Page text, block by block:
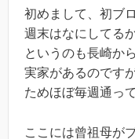
初めまして、初ブ
週末はなにしてる
というのも長崎か
実家があるのです
ためほぼ毎週通っ
ここには曾祖母が